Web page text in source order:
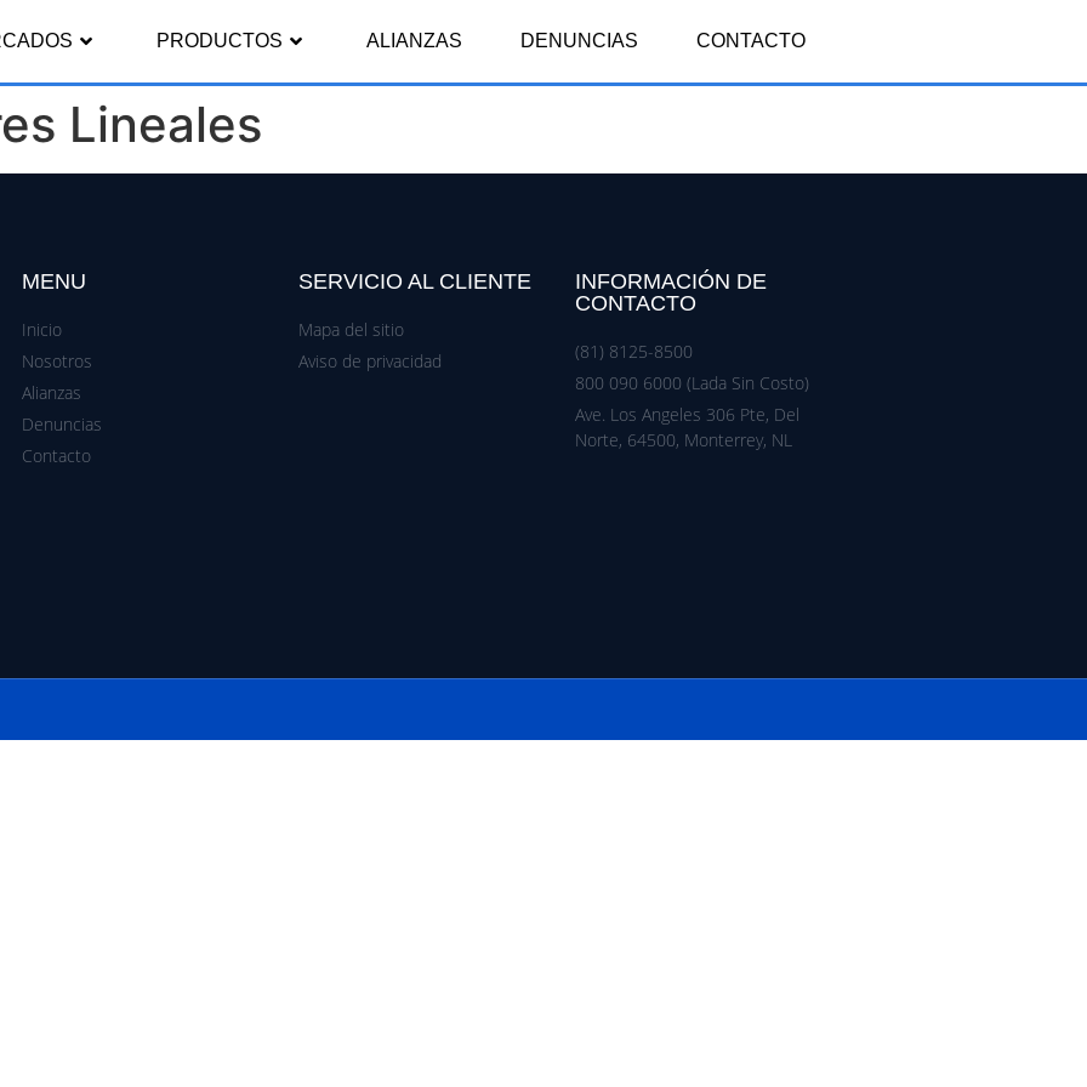
PRODUCTOS ALIANZAS DENUNCIAS CONTACTO
Lineales
MENU
Inicio
Nosotros
Alianzas
Denuncias
Contacto
SERVICIO AL CLIENTE
Mapa del sitio
Aviso de privacidad
INFORMACIÓN DE
CONTACTO
(81) 8125-8500
800 090 6000 (Lada Sin Costo)
Ave. Los Angeles 306 Pte, Del
Norte, 64500, Monterrey, NL